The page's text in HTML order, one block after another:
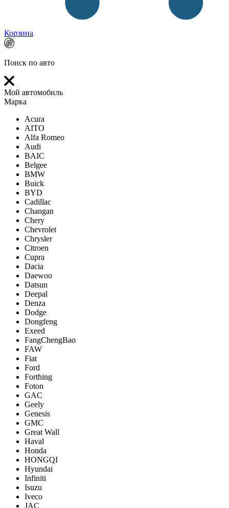
Корзина
Поиск по авто
Мой автомобиль
Марка
Acura
AITO
Alfa Romeo
Audi
BAIC
Belgee
BMW
Buick
BYD
Cadillac
Changan
Chery
Chevrolet
Chrysler
Citroen
Cupra
Dacia
Daewoo
Datsun
Deepal
Denza
Dodge
Dongfeng
Exeed
FangChengBao
FAW
Fiat
Ford
Forthing
Foton
GAC
Geely
Genesis
GMC
Great Wall
Haval
Honda
HONGQI
Hyundai
Infiniti
Isuzu
Iveco
JAC